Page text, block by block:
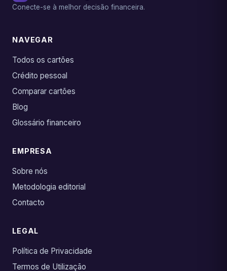
Conecte-se à melhor decisão financeira.
NAVEGAR
Todos os cartões
Crédito pessoal
Comparar cartões
Blog
Glossário financeiro
EMPRESA
Sobre nós
Metodologia editorial
Contacto
LEGAL
Política de Privacidade
Termos de Utilização